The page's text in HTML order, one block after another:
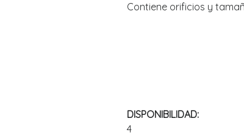
Contiene orificios y
DISPONIBILIDAD:
4